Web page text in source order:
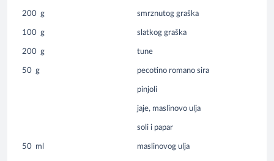
200 g smrznutog graška
100 g slatkog graška
200 g tune
50 g pecotino romano sira
pinjoli
jaje, maslinovo ulja
soli i papar
50 ml maslinovog ulja